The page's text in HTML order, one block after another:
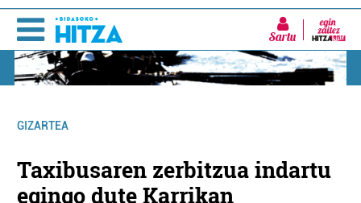
Sartu
GIZARTEA
Taxibusaren zerbitzua indartu
egingo dute Karrikan